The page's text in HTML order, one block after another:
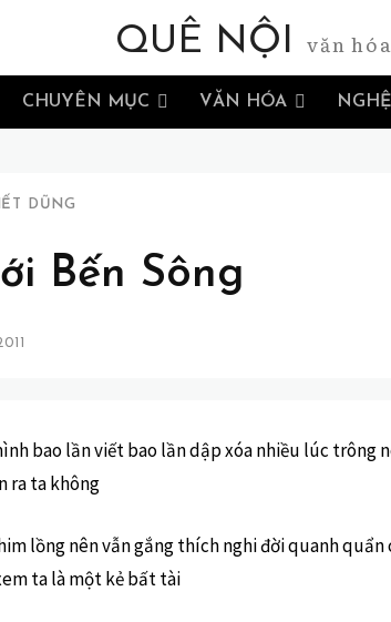
QUÊ NỘI văn
CHUYÊN MỤC VĂN HÓA
DŨNG
Bến Sông
bao lần viết bao lần dập xóa nhiều lúc trông
ra ta không
lồng nên vẫn gắng thích nghi đời quanh quẩn
ta là một kẻ bất tài